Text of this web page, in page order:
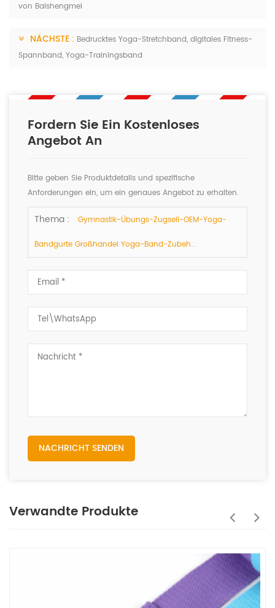
von Baishengmei
NÄCHSTE : Bedrucktes Yoga-Stretchband, digitales Fitness-
Spannband, Yoga-Trainingsband
Fordern Sie Ein Kostenloses
Angebot An
Bitte geben Sie Produktdetails und spezifische
Anforderungen ein, um ein genaues Angebot zu erhalten.
Wir werden Ihnen so schnell wie möglich antworten.
Thema : Gymnastik-Übungs-Zugseil-OEM-Yoga-
Bandgurte Großhandel Yoga-Band-Zubeh...
NACHRICHT SENDEN
Verwandte Produkte